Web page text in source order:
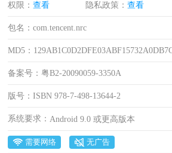
权限：查看 隐私政策：查看
包名：com.tencent.nrc
MD5：
备案号：粤B2-20090059-3350A
版号：ISBN 978-7-498-13644-2
系统要求： Android 9.0 或更高版本
需要网络 无广告